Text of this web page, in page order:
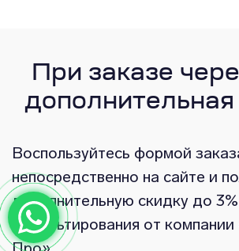
При заказе
дополнительная
Воспользуйтесь формой
непосредственно на сайте и
дополнительную скидку до
асфальтирования от